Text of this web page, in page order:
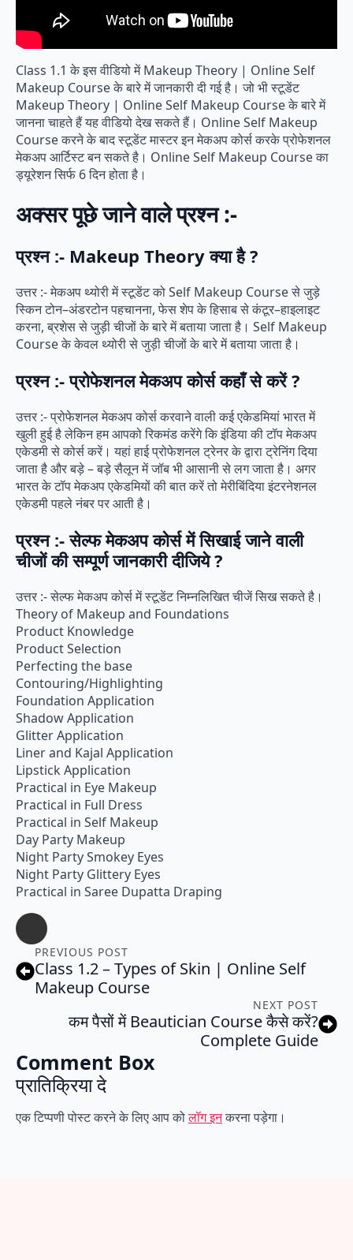
Class 1.1 के इस वीडियो में Makeup Theory | Online Self
Makeup Course के बारे में जानकारी दी गई है। जो भी स्टूडेंट
Makeup Theory | Online Self Makeup Course के बारे में
जानना चाहते हैं यह वीडियो देख सकते हैं। Online Self Makeup
Course करने के बाद स्टूडेंट मास्टर इन मेकअप कोर्स करके प्रोफेशनल
मेकअप आर्टिस्ट बन सकते है। Online Self Makeup Course का
ड्यूरेशन सिर्फ 6 दिन होता है।
अक्सर पूछे जाने वाले प्रश्न :-
प्रश्न :- Makeup Theory क्या है ?
उत्तर :- मेकअप थ्योरी में स्टूडेंट को Self Makeup Course से जुड़े
स्किन टोन–अंडरटोन पहचानना, फेस शेप के हिसाब से कंटूर–हाइलाइट
करना, ब्रशेस से जुड़ी चीजों के बारे में बताया जाता है। Self Makeup
Course के केवल थ्योरी से जुड़ी चीजों के बारे में बताया जाता है।
प्रश्न :- प्रोफेशनल मेकअप कोर्स कहाँ से करें ?
उत्तर :- प्रोफेशनल मेकअप कोर्स करवाने वाली कई एकेडमियां भारत में
खुली हुई है लेकिन हम आपको रिकमंड करेंगे कि इंडिया की टॉप मेकअप
एकेडमी से कोर्स करें। यहां हाई प्रोफेशनल ट्रेनर के द्वारा ट्रेनिंग दिया
जाता है और बड़े – बड़े सैलून में जॉब भी आसानी से लग जाता है। अगर
भारत के टॉप मेकअप एकेडमियों की बात करें तो मेरीबिंदिया इंटरनेशनल
एकेडमी पहले नंबर पर आती है।
प्रश्न :- सेल्फ मेकअप कोर्स में सिखाई जाने वाली
चीजों की सम्पूर्ण जानकारी दीजिये ?
उत्तर :- सेल्फ मेकअप कोर्स में स्टूडेंट निम्नलिखित चीजें सिख सकते है।
Theory of Makeup and Foundations
Product Knowledge
Product Selection
Perfecting the base
Contouring/Highlighting
Foundation Application
Shadow Application
Glitter Application
Liner and Kajal Application
Lipstick Application
Practical in Eye Makeup
Practical in Full Dress
Practical in Self Makeup
Day Party Makeup
Night Party Smokey Eyes
Night Party Glittery Eyes
Practical in Saree Dupatta Draping
PREVIOUS POST
Class 1.2 – Types of Skin | Online Self
Makeup Course
NEXT POST
कम पैसों में Beautician Course कैसे करें?
Complete Guide
Comment Box
प्रातिक्रिया दे
एक टिप्पणी पोस्ट करने के लिए आप कोलॉग इनकरना पड़ेगा।